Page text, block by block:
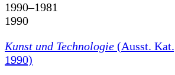
1990–1981
1990
Kunst und Technologie (Ausst.
1990)